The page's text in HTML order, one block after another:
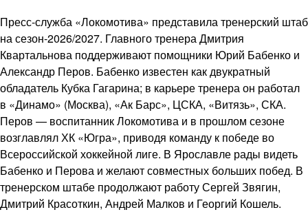
Пресс-служба «Локомотива» представила тренерский штаб
на сезон-2026/2027. Главного тренера Дмитрия
Квартальнова поддерживают помощники Юрий Бабенко и
Александр Перов. Бабенко известен как двукратный
обладатель Кубка Гагарина; в карьере тренера он работал
в «Динамо» (Москва), «Ак Барс», ЦСКА, «Витязь», СКА.
Перов — воспитанник Локомотива и в прошлом сезоне
возглавлял ХК «Югра», приводя команду к победе во
Всероссийской хоккейной лиге. В Ярославле рады видеть
Бабенко и Перова и желают совместных больших побед. В
тренерском штабе продолжают работу Сергей Звягин,
Дмитрий Красоткин, Андрей Малков и Георгий Кошель.